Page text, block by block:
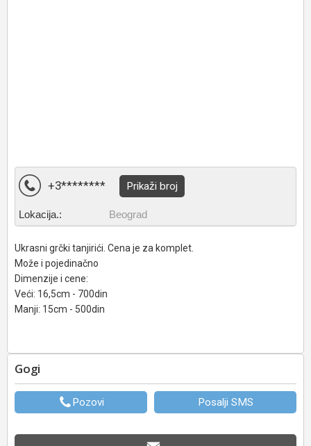
+3******** Prikaži broj
Lokacija.: Beograd
Ukrasni grčki tanjirići. Cena je za komplet.
Može i pojedinačno
Dimenzije i cene:
Veći: 16,5cm - 700din
Manji: 15cm - 500din
Gogi
Pozovi Posalji SMS